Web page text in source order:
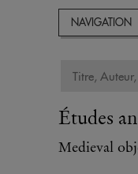
NAVIGATION
Études
Medieval